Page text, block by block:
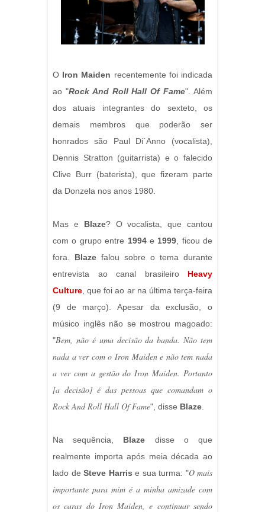
O Iron Maiden recentemente foi indicada
ao "Rock And Roll Hall Of Fame". Além
dos atuais integrantes do sexteto, os
demais membros que poderão ser
honrados são Paul Di´Anno (vocalista),
Dennis Stratton (guitarrista) e o falecido
Clive Burr (baterista), que fizeram parte
da Donzela nos anos 1980.
Mas e Blaze? O vocalista, que cantou
com o grupo entre 1994e 1999 , ficou de
fora. Blaze falou sobre o tema durante
entrevista ao canal brasileiro Heavy
Culture , que foi ao ar na última terça-feira
(9 de março). Apesar da exclusão, o
músico inglês não se mostrou magoado:
"Bem, não é uma decisão da banda. Não tem
nada a ver com o Iron Maiden e não tem nada
a ver com a gestão do Iron Maiden. Portanto
[a decisão] é das pessoas que comandam o
Rock And Roll Hall Of Fame", disse Blaze
Na sequência, Blaze disse o que
realmente importa após meia década ao
lado de Steve Harris e sua turma: "O mais
importante para mim é a minha amizade com
os caras do Iron Maiden, e continuar sendo